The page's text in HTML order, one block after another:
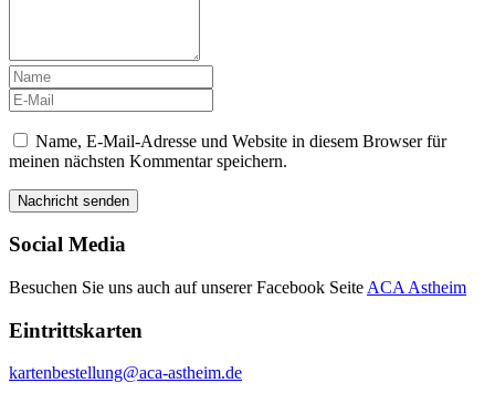
Name, E-Mail-Adresse und Website in diesem Browser für
meinen nächsten Kommentar speichern.
Social Media
Besuchen Sie uns auch auf unserer Facebook Seite ACA Astheim
Eintrittskarten
kartenbestellung@aca-astheim.de